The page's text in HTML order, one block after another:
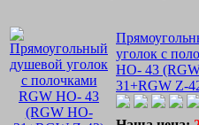
уголок с
HO- 43
31+RGW Z-